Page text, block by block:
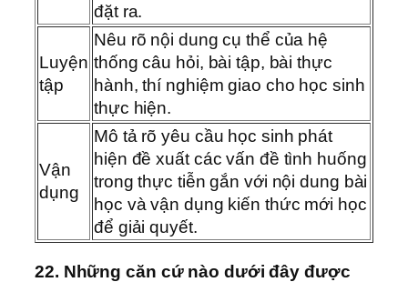
đặt ra.
Luyện
tập
Nêu rõ nội dung cụ thể của hệ
thống câu hỏi, bài tập, bài thực
hành, thí nghiệm giao cho học sinh
thực hiện.
Vận
dụng
Mô tả rõ yêu cầu học sinh phát
hiện đề xuất các vấn đề tình huống
trong thực tiễn gắn với nội dung bài
học và vận dụng kiến thức mới học
để giải quyết.
22. Những căn cứ nào dưới đây được